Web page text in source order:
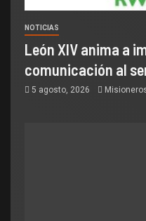
NOTICIAS
León XIV anima a
comunicación al
5 agosto, 2026